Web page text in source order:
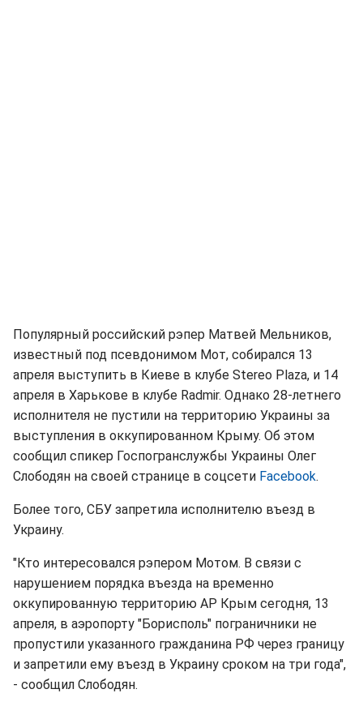
Популярный российский рэпер Матвей Мельников,
известный под псевдонимом Мот, собирался 13
апреля выступить в Киеве в клубе Stereo Plaza, и 14
апреля в Харькове в клубе Radmir. Однако 28-летнего
исполнителя не пустили на территорию Украины за
выступления в оккупированном Крыму. Об этом
сообщил спикер Госпогранслужбы Украины Олег
Слободян на своей странице в соцсети Facebook.
Более того, СБУ запретила исполнителю въезд в
Украину.
"Кто интересовался рэпером Мотом. В связи с
нарушением порядка въезда на временно
оккупированную территорию АР Крым сегодня, 13
апреля, в аэропорту "Борисполь" пограничники не
пропустили указанного гражданина РФ через границу
и запретили ему въезд в Украину сроком на три года",
- сообщил Слободян.